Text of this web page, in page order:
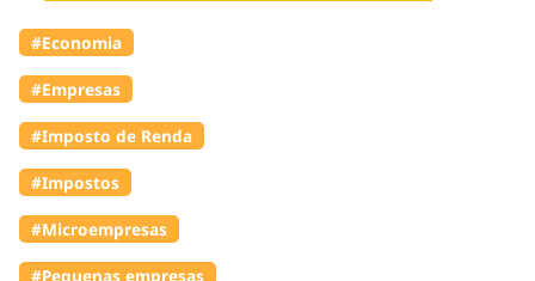
#Economia
#Empresas
#Imposto de Renda
#Impostos
#Microempresas
#Pequenas empresas